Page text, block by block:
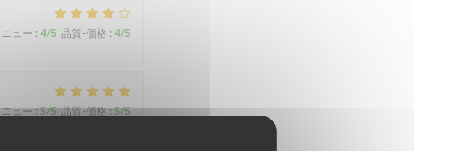
ニュー : 4/5 品質-価格 : 4/5
ュー:5/5 品質-価格:5/5